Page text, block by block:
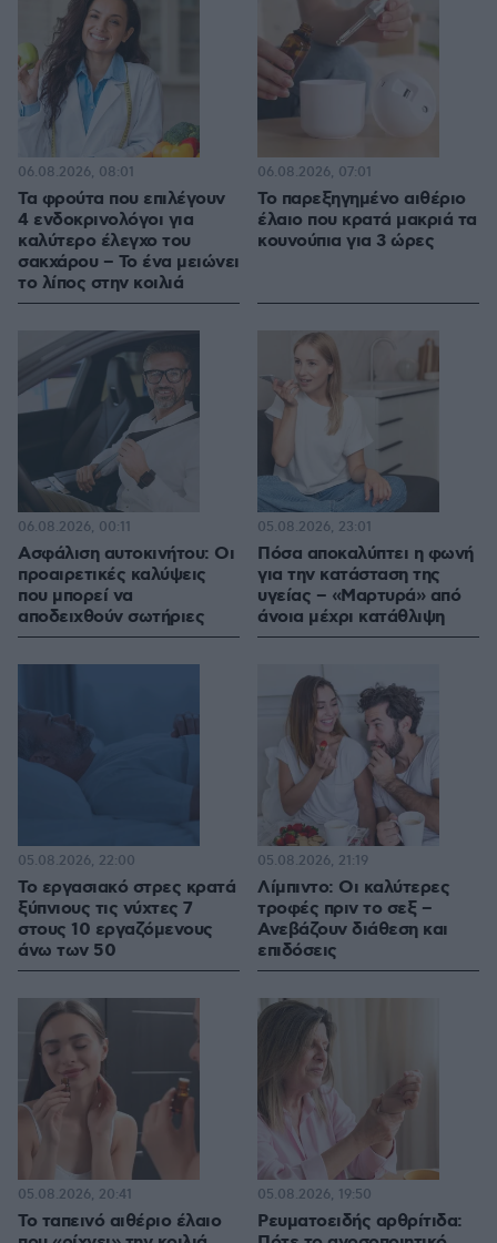
Τα φρούτα που επιλέγουν
4 ενδοκρινολόγοι για
καλύτερο έλεγχο του
σακχάρου – Το ένα μειώνει
το λίπος στην κοιλιά
06.08.2026, 08:01
Το παρεξηγημένο αιθέριο
έλαιο που κρατά μακριά τα
κουνούπια για 3 ώρες
06.08.2026, 07:01
Ασφάλιση αυτοκινήτου: Οι
προαιρετικές καλύψεις
που μπορεί να
αποδειχθούν σωτήριες
06.08.2026, 00:11
Πόσα αποκαλύπτει η φωνή
για την κατάσταση της
υγείας – «Μαρτυρά» από
άνοια μέχρι κατάθλιψη
05.08.2026, 23:01
Το εργασιακό στρες κρατά
ξύπνιους τις νύχτες 7
στους 10 εργαζόμενους
άνω των 50
05.08.2026, 22:00
Λίμπιντο: Οι καλύτερες
τροφές πριν το σεξ –
Ανεβάζουν διάθεση και
επιδόσεις
05.08.2026, 21:19
Το ταπεινό αιθέριο έλαιο
05.08.2026, 20:41
Ρευματοειδής αρθρίτιδα:
05.08.2026, 19:50